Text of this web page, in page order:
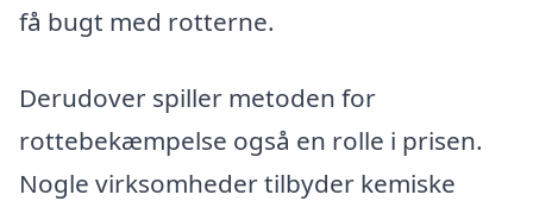
få bugt med rotterne.
Derudover spiller metoden for
rottebekæmpelse også en rolle i prisen.
Nogle virksomheder tilbyder kemiske